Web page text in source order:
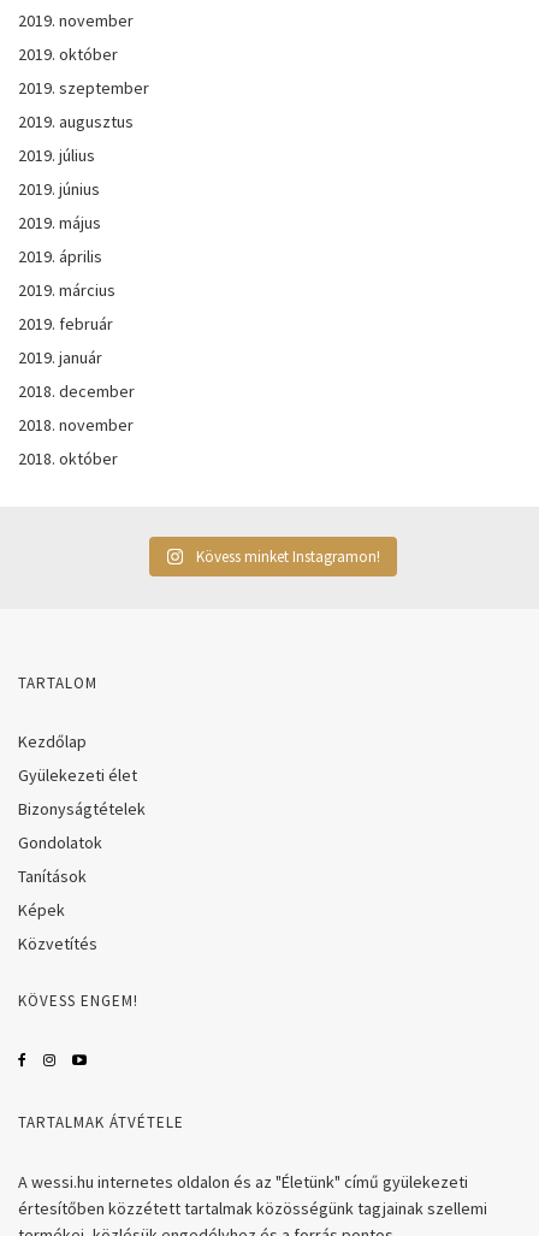
2019. november
2019. október
2019. szeptember
2019. augusztus
2019. július
2019. június
2019. május
2019. április
2019. március
2019. február
2019. január
2018. december
2018. november
2018. október
Kövess minket Instagramon!
TARTALOM
Kezdőlap
Gyülekezeti élet
Bizonyságtételek
Gondolatok
Tanítások
Képek
Közvetítés
KÖVESS ENGEM!
TARTALMAK ÁTVÉTELE
A wessi.hu internetes oldalon és az "Életünk" című gyülekezeti
értesítőben közzétett tartalmak közösségünk tagjainak szellemi